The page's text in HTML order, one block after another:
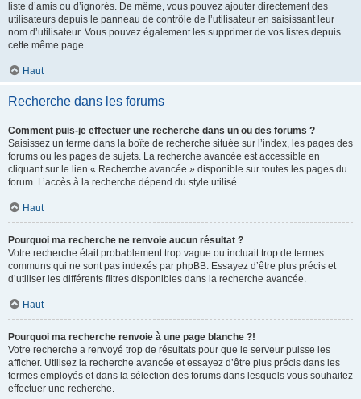
liste d’amis ou d’ignorés. De même, vous pouvez ajouter directement des
utilisateurs depuis le panneau de contrôle de l’utilisateur en saisissant leur
nom d’utilisateur. Vous pouvez également les supprimer de vos listes depuis
cette même page.
Haut
Recherche dans les forums
Comment puis-je effectuer une recherche dans un ou des forums ?
Saisissez un terme dans la boîte de recherche située sur l’index, les pages des
forums ou les pages de sujets. La recherche avancée est accessible en
cliquant sur le lien « Recherche avancée » disponible sur toutes les pages du
forum. L’accès à la recherche dépend du style utilisé.
Haut
Pourquoi ma recherche ne renvoie aucun résultat ?
Votre recherche était probablement trop vague ou incluait trop de termes
communs qui ne sont pas indexés par phpBB. Essayez d’être plus précis et
d’utiliser les différents filtres disponibles dans la recherche avancée.
Haut
Pourquoi ma recherche renvoie à une page blanche ?!
Votre recherche a renvoyé trop de résultats pour que le serveur puisse les
afficher. Utilisez la recherche avancée et essayez d’être plus précis dans les
termes employés et dans la sélection des forums dans lesquels vous souhaitez
effectuer une recherche.